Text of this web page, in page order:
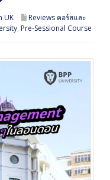
UK
Reviews คอร์สและ
, Pre-Sessional Course